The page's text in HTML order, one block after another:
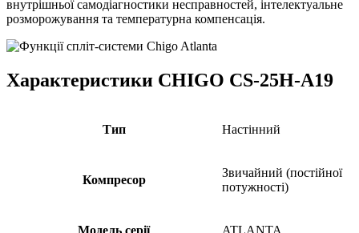
внутрішньої самодіагностики несправностей, інтелектуальне
розморожування та температурна компенсація.
Характеристики CHIGO CS-25H-A19
Тип Настінний
Компресор
Звичайний (постійної
потужності)
Модель серії ATLANTA